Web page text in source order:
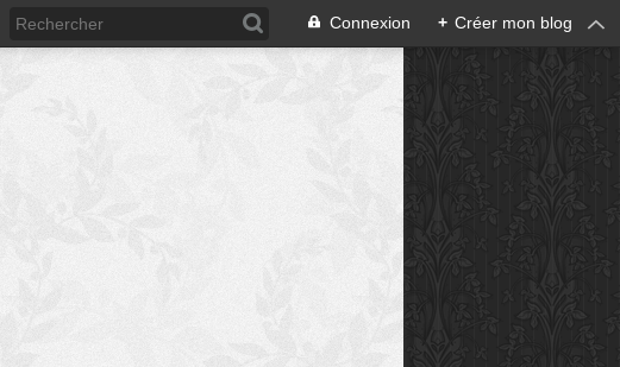
Connexion + Créer mon blog